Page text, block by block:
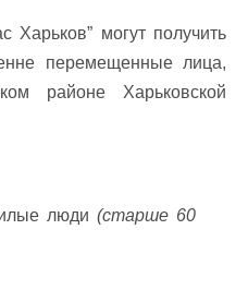
Харьков” могут получить
перемещенные лица,
районе Харьковской
люди (старше 60